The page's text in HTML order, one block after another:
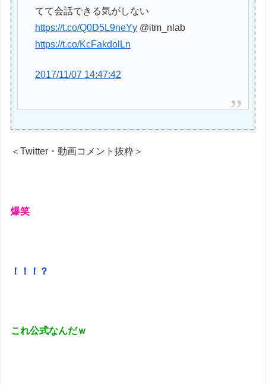
てて会話できる気がしない
https://t.co/Q0D5L9neYy @itm_nlab
https://t.co/KcFakdolLn
2017/11/07 14:47:42
＜Twitter・動画コメント抜粋＞
爆笑
！！！？
これ公式なんだｗ